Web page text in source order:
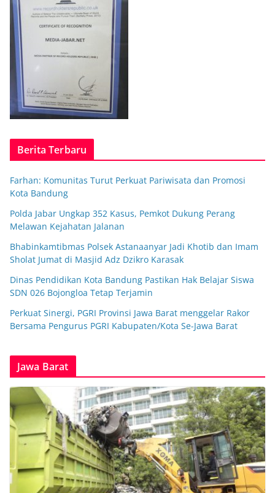
Berita Terbaru
Farhan: Komunitas Turut Perkuat Pariwisata dan Promosi
Kota Bandung
Polda Jabar Ungkap 352 Kasus, Pemkot Dukung Perang
Melawan Kejahatan Jalanan
Bhabinkamtibmas Polsek Astanaanyar Jadi Khotib dan Imam
Sholat Jumat di Masjid Adz Dzikro Karasak
Dinas Pendidikan Kota Bandung Pastikan Hak Belajar Siswa
SDN 026 Bojongloa Tetap Terjamin
Perkuat Sinergi, PGRI Provinsi Jawa Barat menggelar Rakor
Bersama Pengurus PGRI Kabupaten/Kota Se-Jawa Barat
Jawa Barat